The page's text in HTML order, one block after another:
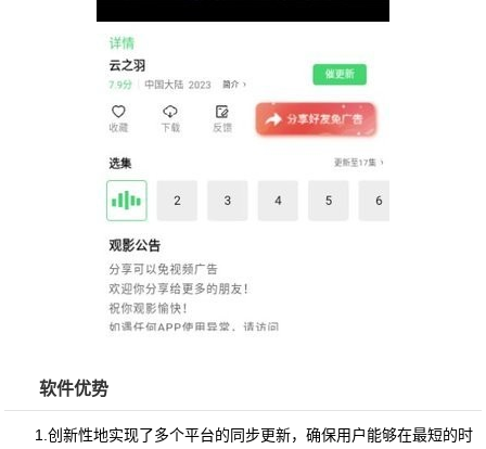
软件优势
1.创新性地实现了多个平台的同步更新，确保用户能够在最短的时